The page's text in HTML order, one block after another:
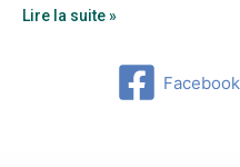
Lire la suite »
Facebook